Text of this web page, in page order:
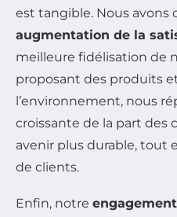
est tangible. Nous avons
augmentation de la
meilleure fidélisation de
proposant des produits
l’environnement, nous
croissante de la part des
avenir plus durable, tout
de clients.
Enfin, notre